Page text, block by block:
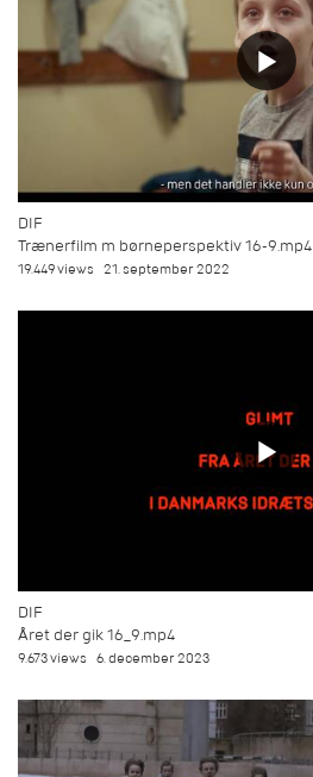
DIF
Trænerfilm m børneperspektiv 16-9.mp4
19.449 views 21. september 2022
DIF
Året der gik 16_9.mp4
9.673 views 6. december 2023